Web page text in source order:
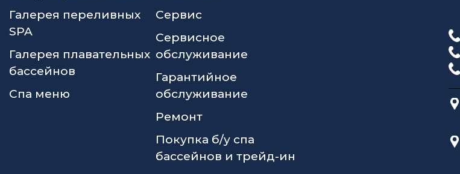
Галерея переливных
SPA
Галерея плавательных
бассейнов
Спа меню
Сервис
Сервисное
обслуживание
Гарантийное
обслуживание
Ремонт
Покупка б/у спа
бассейнов и трейд-ин